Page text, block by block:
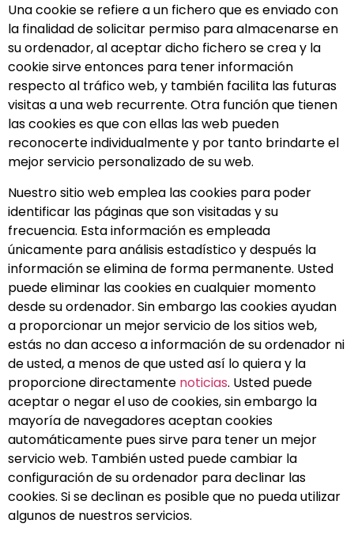
Una cookie se refiere a un fichero que es enviado con
la finalidad de solicitar permiso para almacenarse en
su ordenador, al aceptar dicho fichero se crea y la
cookie sirve entonces para tener información
respecto al tráfico web, y también facilita las futuras
visitas a una web recurrente. Otra función que tienen
las cookies es que con ellas las web pueden
reconocerte individualmente y por tanto brindarte el
mejor servicio personalizado de su web.
Nuestro sitio web emplea las cookies para poder
identificar las páginas que son visitadas y su
frecuencia. Esta información es empleada
únicamente para análisis estadístico y después la
información se elimina de forma permanente. Usted
puede eliminar las cookies en cualquier momento
desde su ordenador. Sin embargo las cookies ayudan
a proporcionar un mejor servicio de los sitios web,
estás no dan acceso a información de su ordenador ni
de usted, a menos de que usted así lo quiera y la
proporcione directamente noticias. Usted puede
aceptar o negar el uso de cookies, sin embargo la
mayoría de navegadores aceptan cookies
automáticamente pues sirve para tener un mejor
servicio web. También usted puede cambiar la
configuración de su ordenador para declinar las
cookies. Si se declinan es posible que no pueda utilizar
algunos de nuestros servicios.